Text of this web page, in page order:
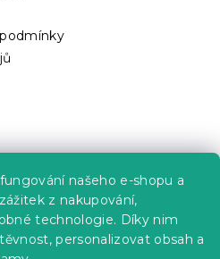
našeho e-shopu a
z nakupování,
technologie. Díky nim
personalizovat obsah a